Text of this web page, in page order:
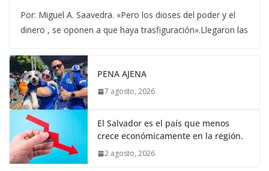
Por: Miguel A. Saavedra. «Pero los dioses del poder y el
dinero , se oponen a que haya trasfiguración».Llegaron las
PENA AJENA
7 agosto, 2026
El Salvador es el país que menos
crece económicamente en la región.
2 agosto, 2026